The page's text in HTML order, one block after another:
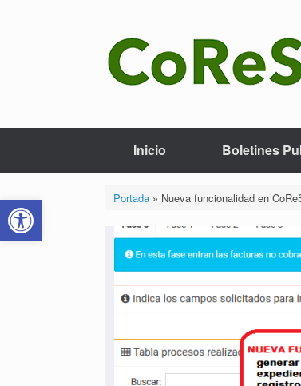
Abrir barra de herramientas
Inicio Boletines
Portada» Nueva funcionalidad en